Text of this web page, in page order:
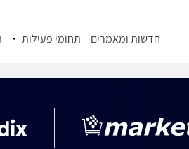
חדשות ומאמרים תחומי פעילות